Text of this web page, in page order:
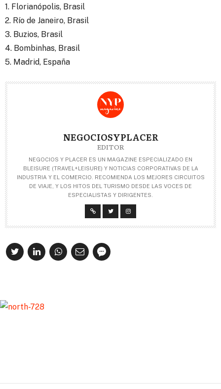
1. Florianópolis, Brasil
2. Río de Janeiro, Brasil
3. Buzios, Brasil
4. Bombinhas, Brasil
5. Madrid, España
NEGOCIOSYPLACER
EDITOR
NEGOCIOS Y PLACER ES UN MAGAZINE ESPECIALIZADO EN
BLEISURE (TRAVEL+LEISURE) Y NOTICIAS CORPORATIVAS DE LA
INDUSTRIA Y EL COMERCIO. RECOMIENDA LOS MEJORES CIRCUITOS
DE VIAJE, Y LOS HITOS DEL TURISMO DESDE LAS VOCES DE
ESPECIALISTAS Y DIRIGENTES.